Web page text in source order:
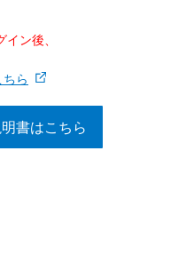
ン後、
ら
書はこちら